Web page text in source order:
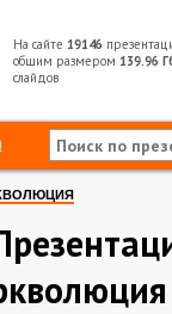
На сайте 19146
общим размером 139.96
слайдов